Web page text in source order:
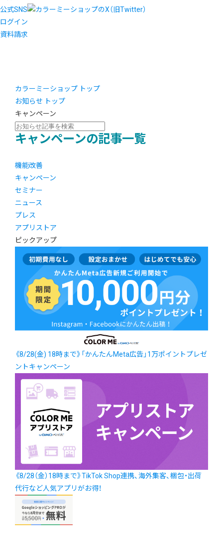
公式SNS
ログイン
資料請求
カラーミーショップ トップ
お知らせ トップ
キャンペーン
キャンペーンの記事一覧
機能改善
キャンペーン
セミナー
ニュース
プレス
アプリストア
ピックアップ
《8/28(金) 18時まで》「かんたんMeta広告」1万ポイントプレゼ
ントキャンペーン
《8/28（金）18時まで》TikTok Shop連携、海外集客、梱包・出荷
代行など人気アプリがお得！